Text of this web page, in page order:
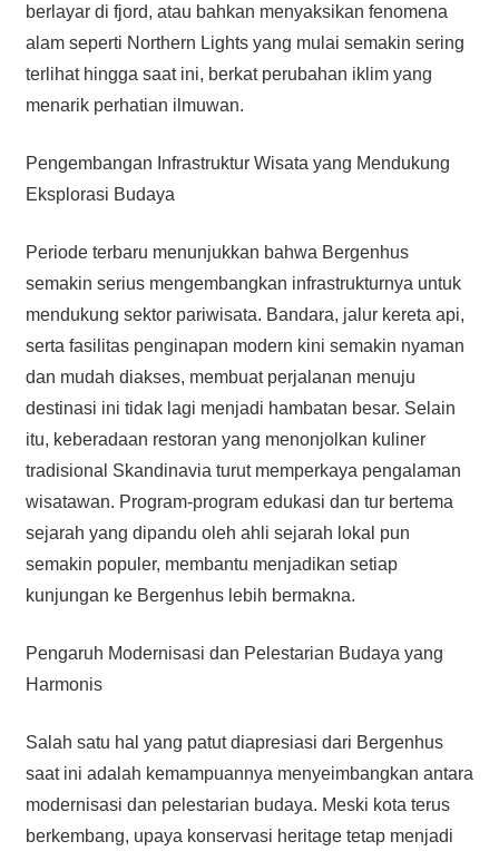
berlayar di fjord, atau bahkan menyaksikan fenomena
alam seperti Northern Lights yang mulai semakin sering
terlihat hingga saat ini, berkat perubahan iklim yang
menarik perhatian ilmuwan.
Pengembangan Infrastruktur Wisata yang Mendukung
Eksplorasi Budaya
Periode terbaru menunjukkan bahwa Bergenhus
semakin serius mengembangkan infrastrukturnya untuk
mendukung sektor pariwisata. Bandara, jalur kereta api,
serta fasilitas penginapan modern kini semakin nyaman
dan mudah diakses, membuat perjalanan menuju
destinasi ini tidak lagi menjadi hambatan besar. Selain
itu, keberadaan restoran yang menonjolkan kuliner
tradisional Skandinavia turut memperkaya pengalaman
wisatawan. Program-program edukasi dan tur bertema
sejarah yang dipandu oleh ahli sejarah lokal pun
semakin populer, membantu menjadikan setiap
kunjungan ke Bergenhus lebih bermakna.
Pengaruh Modernisasi dan Pelestarian Budaya yang
Harmonis
Salah satu hal yang patut diapresiasi dari Bergenhus
saat ini adalah kemampuannya menyeimbangkan antara
modernisasi dan pelestarian budaya. Meski kota terus
berkembang, upaya konservasi heritage tetap menjadi